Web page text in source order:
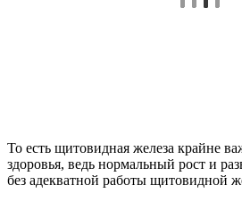
То есть щитовидная железа крайне
здоровья, ведь нормальный рост и
без адекватной работы щитовидной